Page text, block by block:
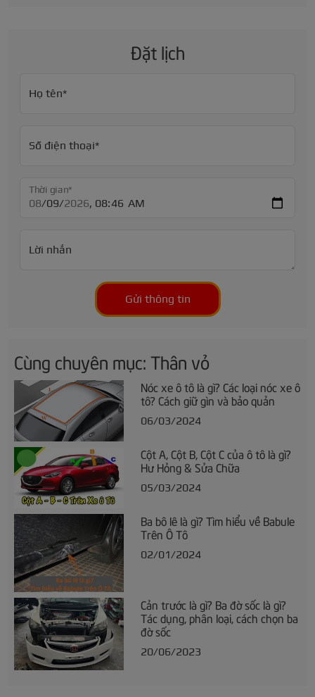
Đặt lịch
Họ tên*
Số điện thoại*
Thời gian*
Lời nhắn
Gửi thông tin
Cùng chuyên mục: Thân vỏ
Nóc xe ô tô là gì? Các loại nóc xe ô
tô? Cách giữ gìn và bảo quản
06/03/2024
Cột A, Cột B, Cột C của ô tô là gì?
Hư Hỏng & Sửa Chữa
05/03/2024
Ba bô lê là gì? Tìm hiểu về Babule
Trên Ô Tô
02/01/2024
Cản trước là gì? Ba đờ sốc là gì?
Tác dụng, phân loại, cách chọn ba
đờ sốc
20/06/2023